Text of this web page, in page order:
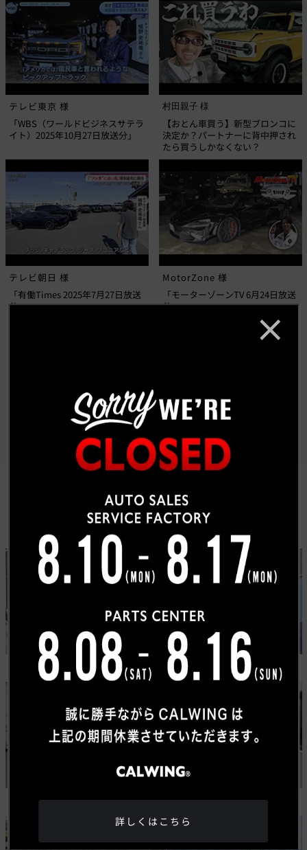
テレビ東京 様
「WBS（ワールドビジネスサテラ
イト）2025年10月27日放送分」
村田親子 様
【おとん車買う】新型ブロンコに
決定か？パートナーに背中押され
たら買うしかなくない？
テレビ朝日 様
「有働Times 2025年7月27日放送
分」
MotorZone 様
「モーターゾーンTV 6月24日放送
分」
CUSTOM CAR GALLERY
カスタムカーギャラリー
USトヨタ
タンドラ
ワゴニア
グランドワゴニア
詳しくはこちら